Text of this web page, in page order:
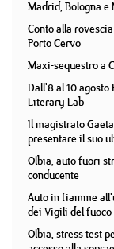
Madrid, Bologna e
Conto alla
Porto Cervo
Maxi-sequestro a
Dall'8 al 10
Literary Lab
Il magistrato
presentare il suo
Olbia, auto fuori
conducente
Auto in fiamme
dei Vigili del fuoco
Olbia, stress test